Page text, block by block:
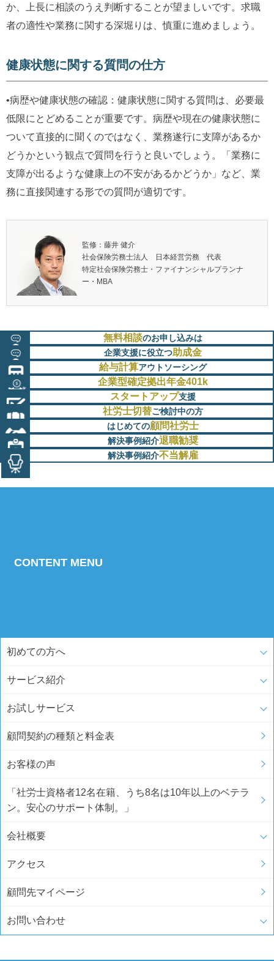
か、上長に相談のうえ判断することが望ましいです。求職
者の適性や業務に関する深堀りは、慎重に進めましょう。
健康状態に関する質問の仕方
•病歴や健康状態の確認：健康状態に関する質問は、必要最
低限にとどめることが重要です。病歴や現在の健康状態に
ついて直接的に聞くのではなく、業務遂行に支障があるか
どうかという観点で質問を行うと良いでしょう。「業務に
支障が出るような健康上の不安があるかどうか」など、業
務に直接関連する形での質問が適切です。
監修：藤井 健介
社会保険労務士法人 日本経営労務 代表
特定社会保険労務士・ファイナンシャルプランナ
ー・MBA
無料相談のお申し込みは
企業支援に役立つ助成金
給与計算アウトソーシング
企業型確定拠出年金401k
スタートアップ支援
社労士切替ご検討中の方
はじめての顧問社労士
解決事例紹介退職勧奨
解決事例紹介不当解雇
CONTENT MENU
初めての方へ
サービス紹介
お試しサービス
顧問契約の種類と料金表
お客様の声
「社労士資格者12名在籍、うち8名は10年以上のベテラ
ン。安心のサポート体制。」
会社概要
アクセス
顧問先マイページ
お問い合わせ